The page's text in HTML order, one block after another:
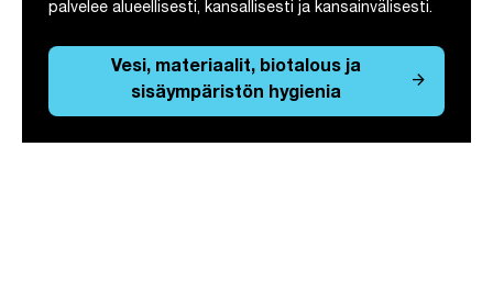
palvelee alueellisesti, kansallisesti ja kansainvälisesti.
Vesi, materiaalit, biotalous ja
sisäympäristön hygienia
arrow_forward